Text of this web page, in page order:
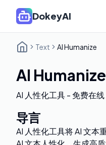
DokeyAI
Text AI Humanize
AI Humanize
AI 人性化工具 - 免费在
导言
AI 人性化工具将 AI 文本